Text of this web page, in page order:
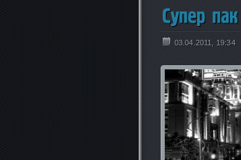
03.04.2011, 19:34